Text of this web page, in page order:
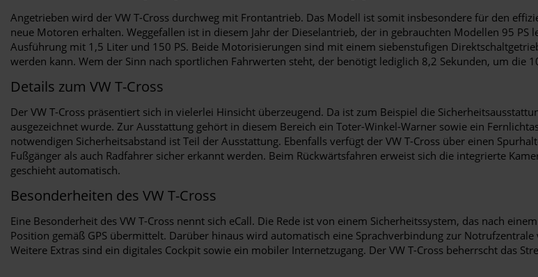
Angetrieben wird der VW T-Cross durchweg mit Frontantrieb. Das Modell ist somit insbesondere für den
neue Motoren erhalten. Weggefallen ist in diesem Jahr der Dieselantrieb, der in gebrauchten Modellen 95
Ausführung mit 1,5 Liter und 150 PS. Beide Motorisierungen sind mit einem siebenstufigen
werden kann. Wem der Sinn nach sportlichen Fahrwerten steht, der benötigt lediglich 8,2 Sekunden, um die
Details zum VW T-Cross
Der VW T-Cross präsentiert sich in vielerlei Hinsicht überzeugend. Da ist zum Beispiel die
ausgezeichnet wurde. Zur Ausstattung gehört in diesem Bereich ein Toter-Winkel-Warner sowie ein
notwendigen Sicherheitsabstand ist Teil der Ausstattung. Ebenfalls verfügt der VW T-Cross über einen
Fußgänger als auch Radfahrer sicher erkannt werden. Beim Rückwärtsfahren erweist sich die integrierte
geschieht automatisch.
Besonderheiten des VW T-Cross
Eine Besonderheit des VW T-Cross nennt sich eCall. Die Rede ist von einem Sicherheitssystem, das nach
Position gemäß GPS übermittelt. Darüber hinaus wird automatisch eine Sprachverbindung zur
Weitere Extras sind ein digitales Cockpit sowie ein mobiler Internetzugang. Der VW T-Cross beherrscht das